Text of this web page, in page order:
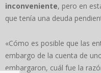
inconveniente, pero en
que tenía una deuda
«Cómo es posible que las
embargo de la cuenta de
embargaron, cuál fue la